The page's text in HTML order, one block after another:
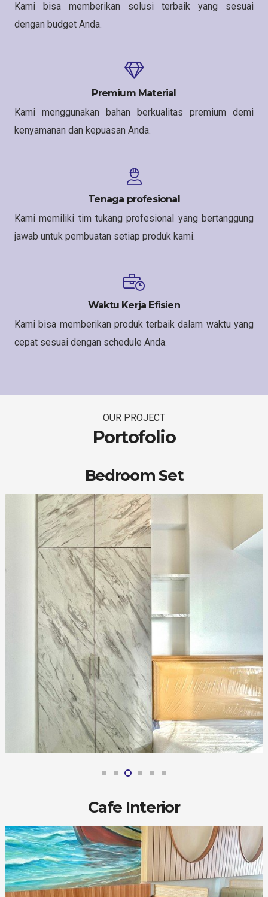
Kami bisa memberikan solusi terbaik yang sesuai
dengan budget Anda.
Premium Material
Kami menggunakan bahan berkualitas premium demi
kenyamanan dan kepuasan Anda.
Tenaga profesional
Kami memiliki tim tukang profesional yang bertanggung
jawab untuk pembuatan setiap produk kami.
Waktu Kerja Efisien
Kami bisa memberikan produk terbaik dalam waktu yang
cepat sesuai dengan schedule Anda.
OUR PROJECT
Portofolio
Bedroom Set
Cafe Interior